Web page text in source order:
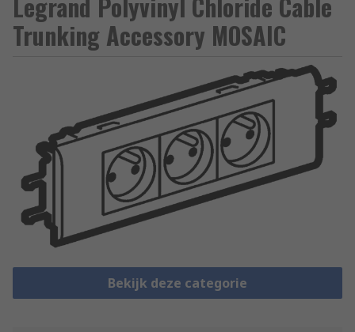
Trunking Accessory MOSAIC
Bekijk deze categorie